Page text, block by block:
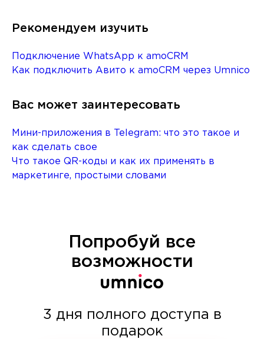
Рекомендуем изучить
Подключение WhatsApp к amoCRM
Как подключить Авито к amoCRM через Umnico
Вас может заинтересовать
Мини-приложения в Telegram: что это такое и
как сделать свое
Что такое QR-коды и как их применять в
маркетинге, простыми словами
Попробуй все
возможности
3 дня полного доступа в
подарок